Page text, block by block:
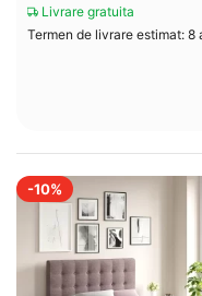
Livrare gratuita
Termen de livrare estimat: 8
-10%